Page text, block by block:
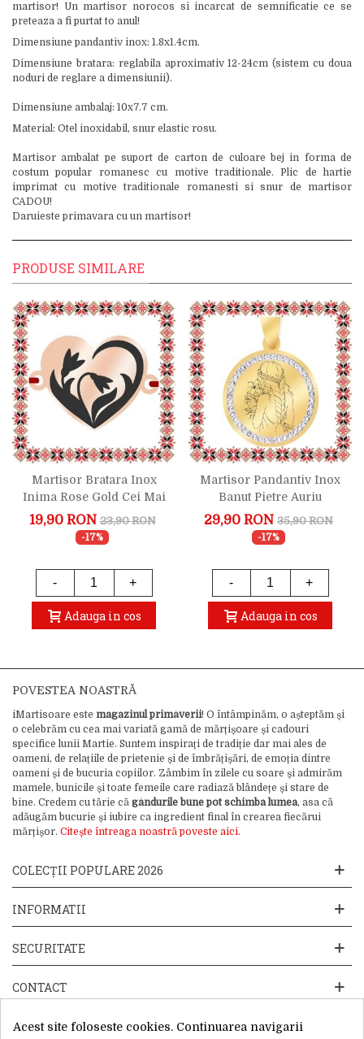
martisor! Un martisor norocos si incarcat de semnificatie ce se
preteaza a fi purtat to anul!
Dimensiune pandantiv inox: 1.8x1.4cm.
Dimensiune bratara: reglabila aproximativ 12-24cm (sistem cu doua
noduri de reglare a dimensiunii).
Dimensiune ambalaj: 10x7.7 cm.
Material: Otel inoxidabil, snur elastic rosu.
Martisor ambalat pe suport de carton de culoare bej in forma de
costum popular romanesc cu motive traditionale. Plic de hartie
imprimat cu motive traditionale romanesti si snur de martisor
CADOU!
Daruieste primavara cu un martisor!
PRODUSE SIMILARE
Martisor Bratara Inox
Inima Rose Gold Cei Mai
Frumosi Ghiocei
19,90 RON 23,90 RON
-17%
- +
Adauga in cos
Martisor Pandantiv Inox
Banut Pietre Auriu
Imbratisand Florile
29,90 RON 35,90 RON
-17%
- +
Adauga in cos
POVESTEA NOASTRĂ
iMartisoare este magazinul primăverii! O întâmpinăm, o așteptăm și
o celebrăm cu cea mai variată gamă de mărțișoare și cadouri
specifice lunii Martie. Suntem inspirați de tradiție dar mai ales de
oameni, de relațiile de prietenie și de îmbrățișări, de emoția dintre
oameni și de bucuria copiilor. Zâmbim în zilele cu soare și admirăm
mamele, bunicile și toate femeile care radiază blândețe și stare de
bine. Credem cu tărie că gândurile bune pot schimba lumea, asa că
adăugăm bucurie și iubire ca ingredient final în crearea fiecărui
mărțișor. Citește întreaga noastră poveste aici.
COLECȚII POPULARE 2026
INFORMATII
SECURITATE
CONTACT
Acest site foloseste cookies. Continuarea navigarii